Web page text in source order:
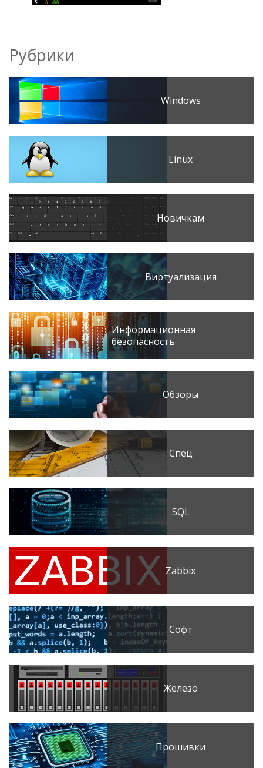
Рубрики
Windows
Linux
Новичкам
Виртуализация
Информационная
безопасность
Обзоры
Спец
SQL
Zabbix
Софт
Железо
Прошивки